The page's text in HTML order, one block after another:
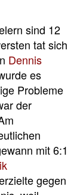
sind 12
tat sich
Dennis
es
Probleme
der
mit 6:1
gegen